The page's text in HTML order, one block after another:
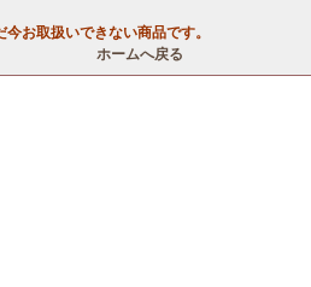
お取扱いできない商品です。
ホームへ戻る